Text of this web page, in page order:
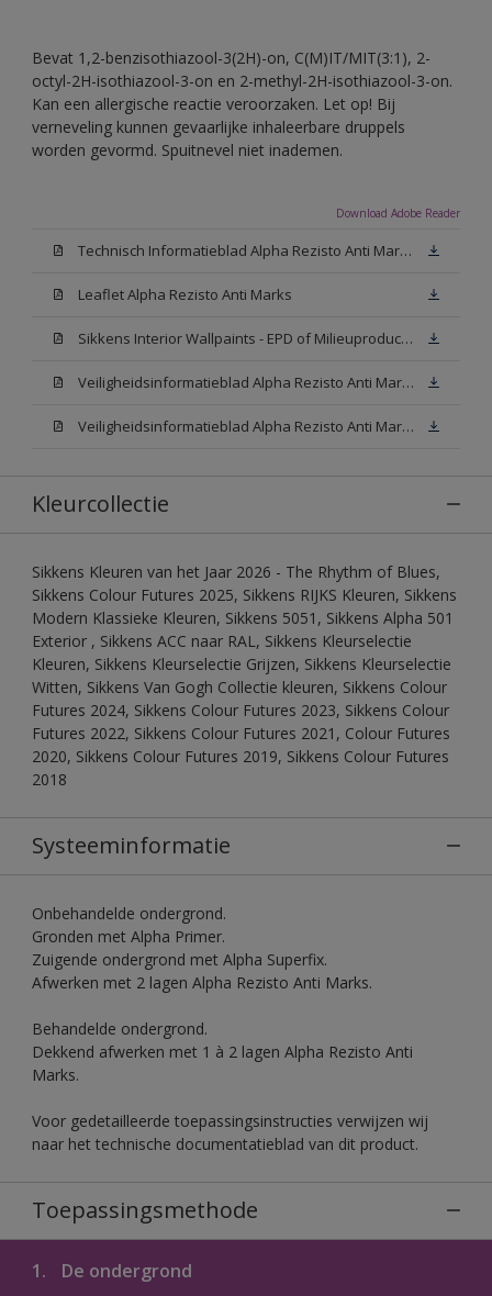
Bevat 1,2-benzisothiazool-3(2H)-on, C(M)IT/MIT(3:1), 2-
octyl-2H-isothiazool-3-on en 2-methyl-2H-isothiazool-3-on.
Kan een allergische reactie veroorzaken. Let op! Bij
verneveling kunnen gevaarlijke inhaleerbare druppels
worden gevormd. Spuitnevel niet inademen.
Download Adobe Reader
Technisch Informatieblad Alpha Rezisto Anti Marks (PDF)
Leaflet Alpha Rezisto Anti Marks
Sikkens Interior Wallpaints - EPD of Milieuproductverklaring
Veiligheidsinformatieblad Alpha Rezisto Anti Marks Mat White W05 (MSDS)
Veiligheidsinformatieblad Alpha Rezisto Anti Marks Mat N00 (MSDS)
Kleurcollectie
Sikkens Kleuren van het Jaar 2026 - The Rhythm of Blues,
Sikkens Colour Futures 2025, Sikkens RIJKS Kleuren, Sikkens
Modern Klassieke Kleuren, Sikkens 5051, Sikkens Alpha 501
Exterior , Sikkens ACC naar RAL, Sikkens Kleurselectie
Kleuren, Sikkens Kleurselectie Grijzen, Sikkens Kleurselectie
Witten, Sikkens Van Gogh Collectie kleuren, Sikkens Colour
Futures 2024, Sikkens Colour Futures 2023, Sikkens Colour
Futures 2022, Sikkens Colour Futures 2021, Colour Futures
2020, Sikkens Colour Futures 2019, Sikkens Colour Futures
2018
Systeeminformatie
Onbehandelde ondergrond.
Gronden met Alpha Primer.
Zuigende ondergrond met Alpha Superfix.
Afwerken met 2 lagen Alpha Rezisto Anti Marks.
Behandelde ondergrond.
Dekkend afwerken met 1 à 2 lagen Alpha Rezisto Anti
Marks.
Voor gedetailleerde toepassingsinstructies verwijzen wij
naar het technische documentatieblad van dit product.
Toepassingsmethode
1. De ondergrond